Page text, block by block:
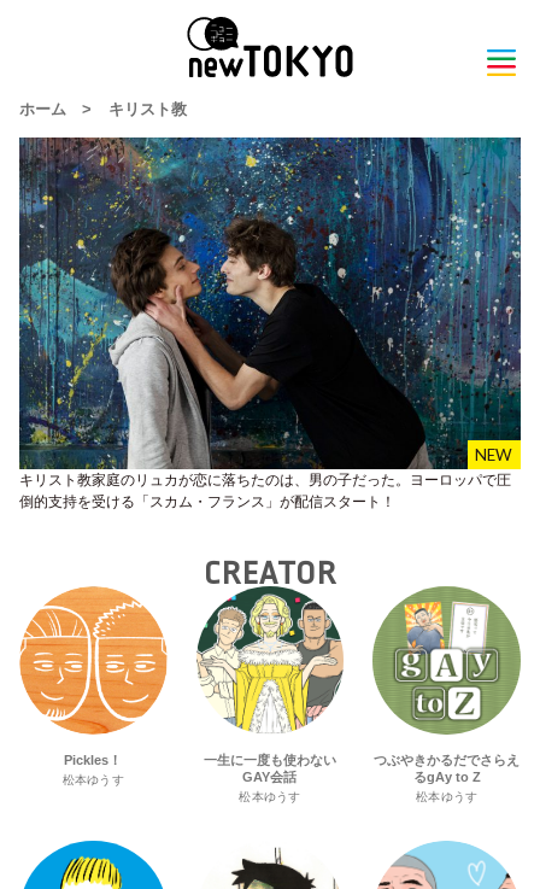
ホーム > キリスト教
キリスト教家庭のリュカが恋に落ちたのは、男の子だった。ヨーロッパで圧
倒的支持を受ける「スカム・フランス」が配信スタート！
CREATOR
Pickles！
松本ゆうす
一生に一度も使わない
GAY会話
松本ゆうす
つぶやきかるだでさらえ
るgAy to Z
松本ゆうす